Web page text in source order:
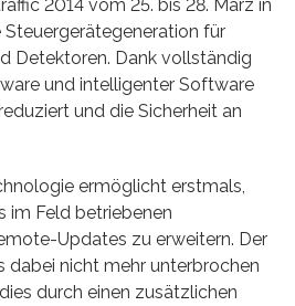
2014 vom 25. bis 28. März in
für
Detektoren. Dank vollständig
und intelligenter Software
und die Sicherheit an
ermöglicht erstmals,
im Feld betriebenen
Updates zu erweitern. Der
dabei nicht mehr unterbrochen
durch einen zusätzlichen